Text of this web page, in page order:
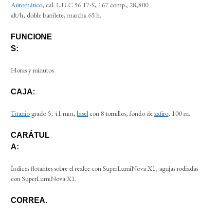
Automático, cal. L.U.C 96.17-S, 167 comp., 28,800
alt/h, doble barrilete, marcha 65 h.
FUNCIONE
S:
Horas y minutos.
CAJA:
Titanio grado 5, 41 mm, bisel con 8 tornillos, fondo dezafiro, 100 m.
CARÁTUL
A:
Índices flotantes sobre el realce con SuperLumiNova X1, agujas rodiadas
con SuperLumiNova X1.
CORREA.